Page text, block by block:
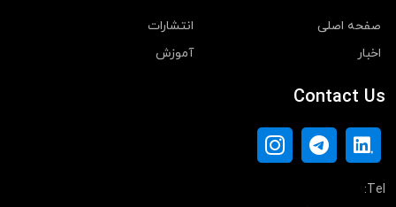
صفحه اصلی
انتشارات
اخبار
آموزش
Contact Us
Tel: